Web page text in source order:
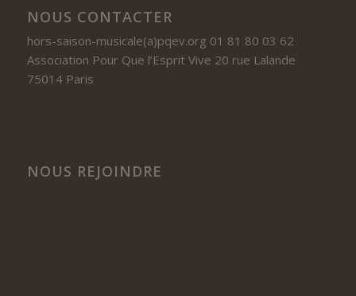
NOUS CONTACTER
hors-saison-musicale(a)pqev.org 01 81 80 03 62
Association Pour Que l’Esprit Vive 20 rue Lalande
75014 Paris
NOUS REJOINDRE